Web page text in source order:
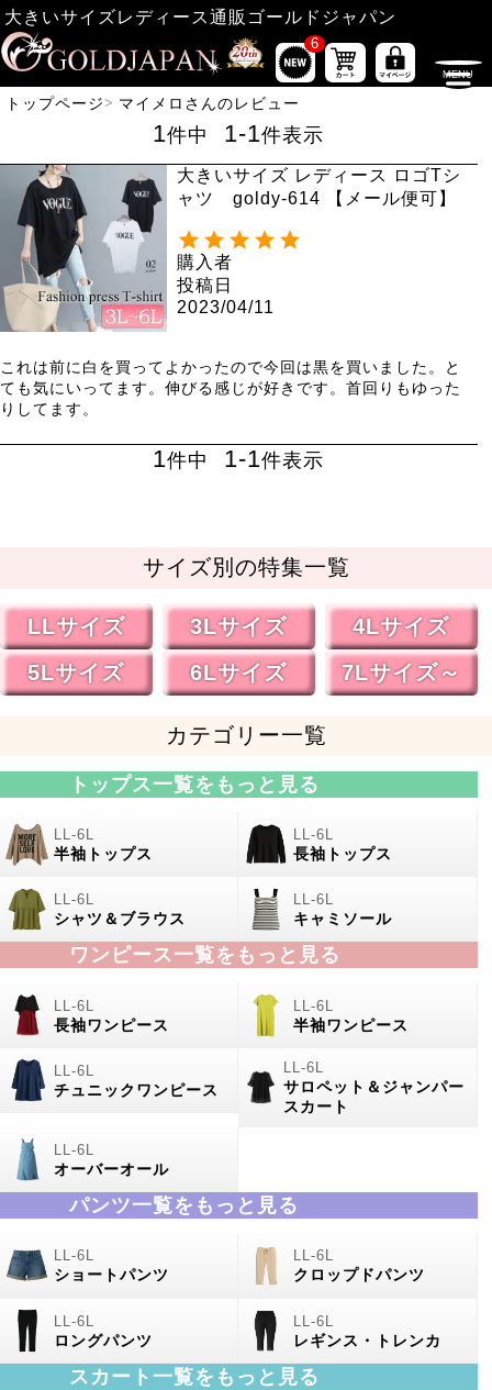
大きいサイズレディース通販ゴールドジャパン
6
トップページ マイメロさんのレビュー
1件中 1-1件表示
大きいサイズ レディース ロゴTシ
ャツ goldy-614 【メール便可】
購入者
投稿日
2023/04/11
これは前に白を買ってよかったので今回は黒を買いました。と
ても気にいってます。伸びる感じが好きです。首回りもゆった
りしてます。
1件中 1-1件表示
サイズ別の特集一覧
LLサイズ 3Lサイズ
4Lサイズ
5Lサイズ
6Lサイズ 7Lサイズ～
カテゴリー一覧
トップス一覧をもっと見る
半袖トップス 長袖トップス
シャツ＆ブラウス キャミソール
ワンピース一覧をもっと見る
長袖ワンピース 半袖ワンピース
チュニックワンピース
サロペット＆ジャンパー
スカート
オーバーオール
パンツ一覧をもっと見る
ショートパンツ クロップドパンツ
ロングパンツ レギンス・トレンカ
スカート一覧をもっと見る